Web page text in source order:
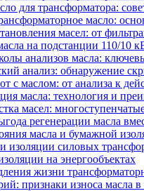
для трансформатора:
масло:
масел: от
на подстанции 110/
анализов масла:
анализ: обнаружение
с маслом: от анализа к
масла: технология и
масел:
регенерации масла
масла и бумажной
изоляции силовых
на энергообъектах
жизни
признаки износа масла